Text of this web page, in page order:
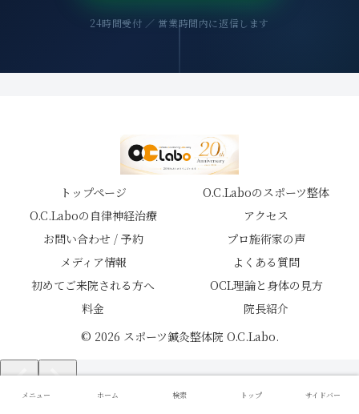
24時間受付 ／ 営業時間内に返信します
トップページ
O.C.Laboのスポーツ整体
O.C.Laboの自律神経治療
アクセス
お問い合わせ / 予約
プロ施術家の声
メディア情報
よくある質問
初めてご来院される方へ
OCL理論と身体の見方
料金
院長紹介
© 2026 スポーツ鍼灸整体院 O.C.Labo.
メニュー ホーム 検索 トップ サイドバー